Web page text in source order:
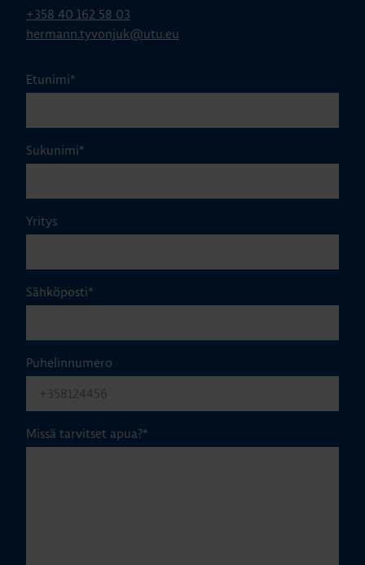
+358 40 162 58 03
hermann.tyvonjuk@utu.eu
Etunimi*
Sukunimi*
Yritys
Sähköposti*
Puhelinnumero
Missä tarvitset apua?*